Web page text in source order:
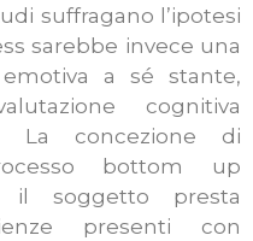
suffragano l’ipotesi
sarebbe invece una
a sé stante,
cognitiva
La concezione di
bottom up
il soggetto presta
presenti con